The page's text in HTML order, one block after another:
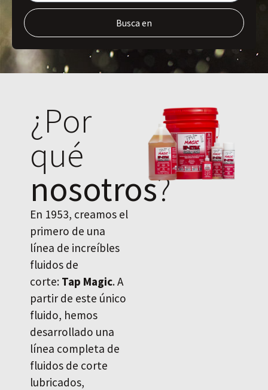
Busca en
¿Por
qué
nosotros?
En 1953, creamos el
primero de una
línea de increíbles
fluidos de
corte: Tap Magic. A
partir de este único
fluido, hemos
desarrollado una
línea completa de
fluidos de corte
lubricados,